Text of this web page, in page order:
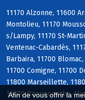
Afin de vous offrir la
11170 Alzonne, 11600
Montolieu, 11170
s/Lampy, 11170 St-
Ventenac-Cabardès,
Barbaira, 11700
11700 Comigne, 11700
11800 Marseillette,
11700 Roquecourbe-